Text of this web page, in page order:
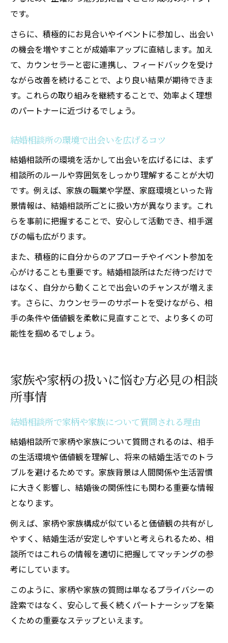
です。
さらに、積極的にお見合いやイベントに参加し、出会い
の機会を増やすことが成婚率アップに直結します。加え
て、カウンセラーと密に連携し、フィードバックを受け
ながら改善を続けることで、より良い結果が期待できま
す。これらの取り組みを継続することで、効率よく理想
のパートナーに近づけるでしょう。
結婚相談所の環境で出会いを広げるコツ
結婚相談所の環境を活かして出会いを広げるには、まず
相談所のルールや雰囲気をしっかり理解することが大切
です。例えば、家族の職業や学歴、家庭環境といった背
景情報は、結婚相談所ごとに扱い方が異なります。これ
らを事前に把握することで、安心して活動でき、相手選
びの幅も広がります。
また、積極的に自分からのアプローチやイベント参加を
心がけることも重要です。結婚相談所はただ待つだけで
はなく、自分から動くことで出会いのチャンスが増えま
す。さらに、カウンセラーのサポートを受けながら、相
手の条件や価値観を柔軟に見直すことで、より多くの可
能性を掴めるでしょう。
家族や家柄の扱いに悩む方必見の相談
所事情
結婚相談所で家柄や家族について質問される理由
結婚相談所で家柄や家族について質問されるのは、相手
の生活環境や価値観を理解し、将来の結婚生活でのトラ
ブルを避けるためです。家族背景は人間関係や生活習慣
に大きく影響し、結婚後の関係性にも関わる重要な情報
となります。
例えば、家柄や家族構成が似ていると価値観の共有がし
やすく、結婚生活が安定しやすいと考えられるため、相
談所ではこれらの情報を適切に把握してマッチングの参
考にしています。
このように、家柄や家族の質問は単なるプライバシーの
詮索ではなく、安心して長く続くパートナーシップを築
くための重要なステップといえます。